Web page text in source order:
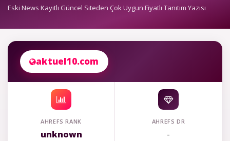
Eski News Kayıtlı Güncel Siteden Çok Uygun Fiyatlı Tanıtım Yazısı
aktuel10.com
AHREFS RANK
unknown
AHREFS DR
-